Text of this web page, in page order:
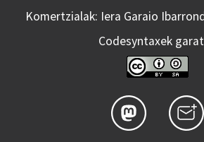
Komertzialak: Iera Garaio
Codesyntaxek